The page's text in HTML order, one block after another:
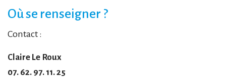
Où se renseigner ?
Contact :
Claire Le Roux
07. 62. 97. 11. 25